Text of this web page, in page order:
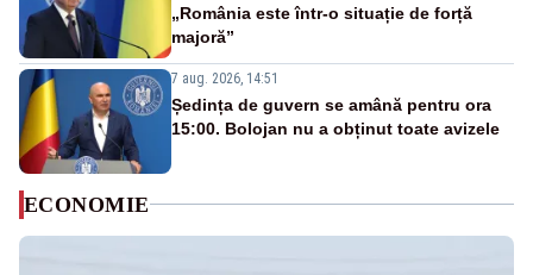
„România este într-o situație de forță
majoră”
7 aug. 2026, 14:51
Ședința de guvern se amână pentru ora
15:00. Bolojan nu a obținut toate avizele
ECONOMIE